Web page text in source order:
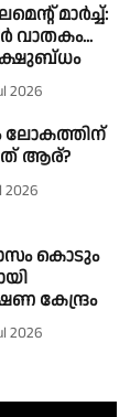
മാര്‍ച്ച്:
വാതകം...
2026
ലോകത്തിന്
ആര്?
2026
കൊടും
കേന്ദ്രം
2026